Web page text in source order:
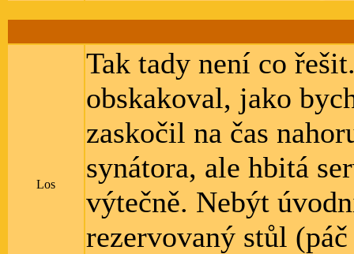
Los
Tak tady není co
obskakoval, jako
zaskočil na čas
synátora, ale hbitá
výtečně. Nebýt
rezervovaný stůl